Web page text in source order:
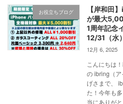
お役立ちブログ
【岸和田
が最大
1周年記念
12/31（水
12月 6, 2025
こんにちは
の ibring（
げさまで、
た！今年も
当にありが